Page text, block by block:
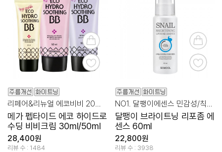
메가 펩타이드 에코 하이드로
수딩 비비크림 30ml/50ml
28,400원
리뷰 수 : 1484
달팽이 브라이트닝 리포좀 에
센스 60ml
22,800원
리뷰 수 : 3938